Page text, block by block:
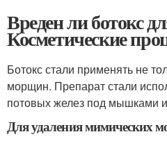
Вреден ли ботокс
Косметические
Ботокс стали применять не
морщин. Препарат стали
потовых желез под мышками
Для удаления мимических